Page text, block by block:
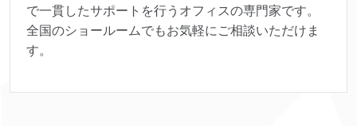
で一貫したサポートを行うオフィスの専門家です。
全国のショールームでもお気軽にご相談いただけま
す。